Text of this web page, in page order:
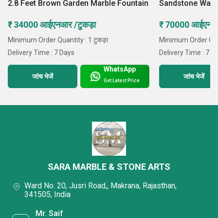
2.8 Feet Brown Garden Marble Fountain
₹ 34000 आईएनआर /टुकड़ा
Minimum Order Quantity : 1 टुकड़ा
Delivery Time : 7 Days
जांच भेजें
WhatsApp
Get Latest Price
Sandstone Wall
₹ 70000
Minimum Order
Delivery Time : 7
जांच भेजें
SARA MARBLE & STONE ARTS
Ward No. 20, Jusri Road,, Makrana, Rajasthan,
341505, India
Mr. Saif